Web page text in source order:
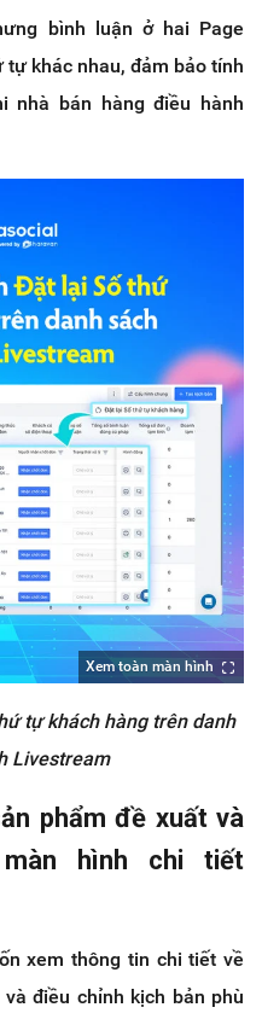
bình luận ở hai Page
tự khác nhau, đảm bảo tính
nhà bán hàng điều hành
Xem toàn màn hình
tự khách hàng trên danh
Livestream
phẩm đề xuất và
hình chi tiết
xem thông tin chi tiết về
điều chỉnh kịch bản phù